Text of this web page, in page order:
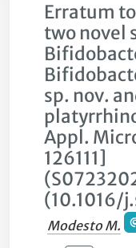
Erratum
two novel
sp. nov.
Appl.
126111]
(10.1016/
Modesto M.